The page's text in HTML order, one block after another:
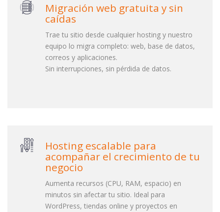
Migración web gratuita y sin
caídas
Trae tu sitio desde cualquier hosting y nuestro
equipo lo migra completo: web, base de datos,
correos y aplicaciones.
Sin interrupciones, sin pérdida de datos.
Hosting escalable para
acompañar el crecimiento de tu
negocio
Aumenta recursos (CPU, RAM, espacio) en
minutos sin afectar tu sitio. Ideal para
WordPress, tiendas online y proyectos en